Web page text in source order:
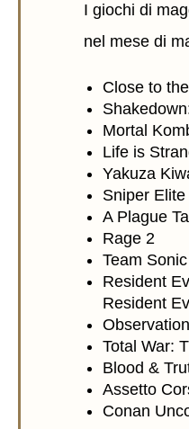
I giochi di
nel mese di
Close to
Mortal
Life is
Yakuza
Sniper
A Plague
Rage 2
Team
Resident
Resident
Observation
Total War:
Blood &
Assetto
Conan